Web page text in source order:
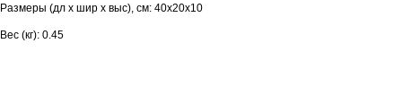
Размеры (дл х шир х выс), см: 40х20х10
Вес (кг): 0.45